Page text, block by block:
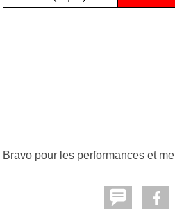
Bravo pour les performances et